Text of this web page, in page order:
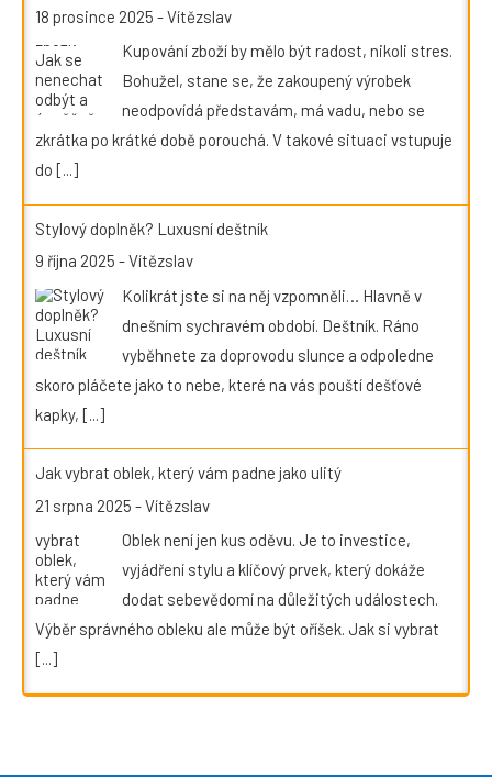
18 prosince 2025 -Vítězslav
Kupování zboží by mělo být radost, nikoli stres.
Bohužel, stane se, že zakoupený výrobek
neodpovídá představám, má vadu, nebo se
zkrátka po krátké době porouchá. V takové situaci vstupuje
do [...]
Stylový doplněk? Luxusní deštník
9 října 2025 -Vítězslav
Kolikrát jste si na něj vzpomněli… Hlavně v
dnešním sychravém období. Deštník. Ráno
vyběhnete za doprovodu slunce a odpoledne
skoro pláčete jako to nebe, které na vás pouští dešťové
kapky, [...]
Jak vybrat oblek, který vám padne jako ulitý
21 srpna 2025 -Vítězslav
Oblek není jen kus oděvu. Je to investice,
vyjádření stylu a klíčový prvek, který dokáže
dodat sebevědomí na důležitých událostech.
Výběr správného obleku ale může být oříšek. Jak si vybrat
[...]